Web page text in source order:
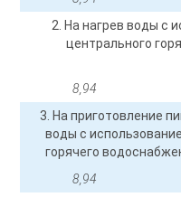
2. На нагрев воды с
центрального
8,94
3. На приготовление
воды с
горячего
8,94